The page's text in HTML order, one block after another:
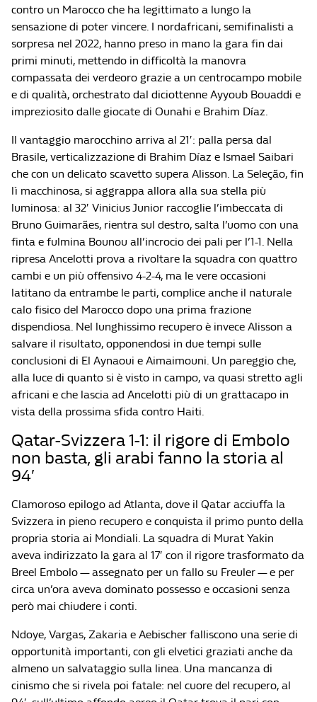
contro un Marocco che ha legittimato a lungo la
sensazione di poter vincere. I nordafricani, semifinalisti a
sorpresa nel 2022, hanno preso in mano la gara fin dai
primi minuti, mettendo in difficoltà la manovra
compassata dei verdeoro grazie a un centrocampo mobile
e di qualità, orchestrato dal diciottenne Ayyoub Bouaddi e
impreziosito dalle giocate di Ounahi e Brahim Díaz.
Il vantaggio marocchino arriva al 21′: palla persa dal
Brasile, verticalizzazione di Brahim Díaz e Ismael Saibari
che con un delicato scavetto supera Alisson. La Seleção, fin
lì macchinosa, si aggrappa allora alla sua stella più
luminosa: al 32′ Vinicius Junior raccoglie l’imbeccata di
Bruno Guimarães, rientra sul destro, salta l’uomo con una
finta e fulmina Bounou all’incrocio dei pali per l’1-1. Nella
ripresa Ancelotti prova a rivoltare la squadra con quattro
cambi e un più offensivo 4-2-4, ma le vere occasioni
latitano da entrambe le parti, complice anche il naturale
calo fisico del Marocco dopo una prima frazione
dispendiosa. Nel lunghissimo recupero è invece Alisson a
salvare il risultato, opponendosi in due tempi sulle
conclusioni di El Aynaoui e Aimaimouni. Un pareggio che,
alla luce di quanto si è visto in campo, va quasi stretto agli
africani e che lascia ad Ancelotti più di un grattacapo in
vista della prossima sfida contro Haiti.
Qatar-Svizzera 1-1: il rigore di Embolo
non basta, gli arabi fanno la storia al
94′
Clamoroso epilogo ad Atlanta, dove il Qatar acciuffa la
Svizzera in pieno recupero e conquista il primo punto della
propria storia ai Mondiali. La squadra di Murat Yakin
aveva indirizzato la gara al 17′ con il rigore trasformato da
Breel Embolo — assegnato per un fallo su Freuler — e per
circa un’ora aveva dominato possesso e occasioni senza
però mai chiudere i conti.
Ndoye, Vargas, Zakaria e Aebischer falliscono una serie di
opportunità importanti, con gli elvetici graziati anche da
almeno un salvataggio sulla linea. Una mancanza di
cinismo che si rivela poi fatale: nel cuore del recupero, al